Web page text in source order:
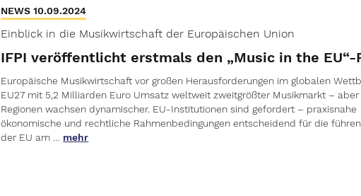
NEWS 10.09.2024
Einblick in die Musikwirtschaft der Europäischen Union
IFPI veröffentlicht erstmals den „Music in the EU“-
Europäische Musikwirtschaft vor großen Herausforderungen im globalen
EU27 mit 5,2 Milliarden Euro Umsatz weltweit zweitgrößter Musikmarkt – aber
Regionen wachsen dynamischer. EU-Institutionen sind gefordert – praxisnahe
ökonomische und rechtliche Rahmenbedingungen entscheidend für die
der EU am … mehr